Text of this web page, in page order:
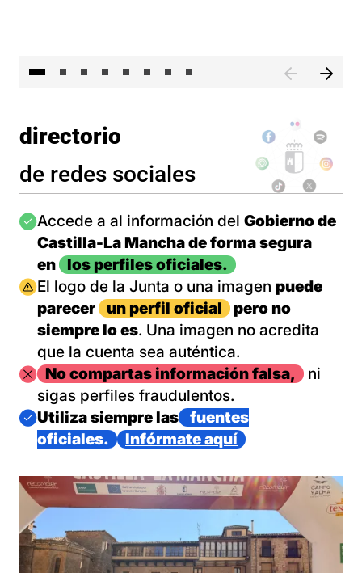
directorio
de redes sociales
Imagen
Accede a al información del Gobierno de
Castilla-La Mancha de forma segura
en
los perfiles oficiales.
Imagen
El logo de la Junta o una imagen puede
parecer
un perfil oficial
pero no
siempre lo es. Una imagen no acredita
que la cuenta sea auténtica.
ImagenNo compartas información falsa,
ni
sigas perfiles fraudulentos.
Imagen
Utiliza siempre las
fuentes
oficiales.
Infórmate aquí